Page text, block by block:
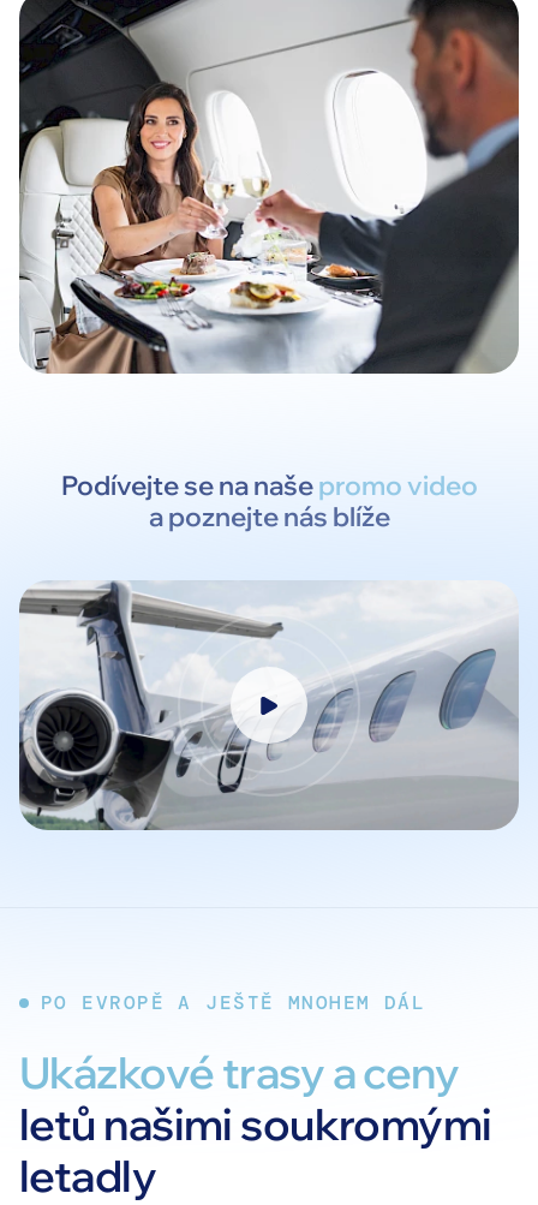
Podívejte se na našepromo video
a poznejte nás blíže
PO EVROPĚ A JEŠTĚ MNOHEM DÁL
Ukázkové trasy a ceny
letů našimi soukromými
letadly